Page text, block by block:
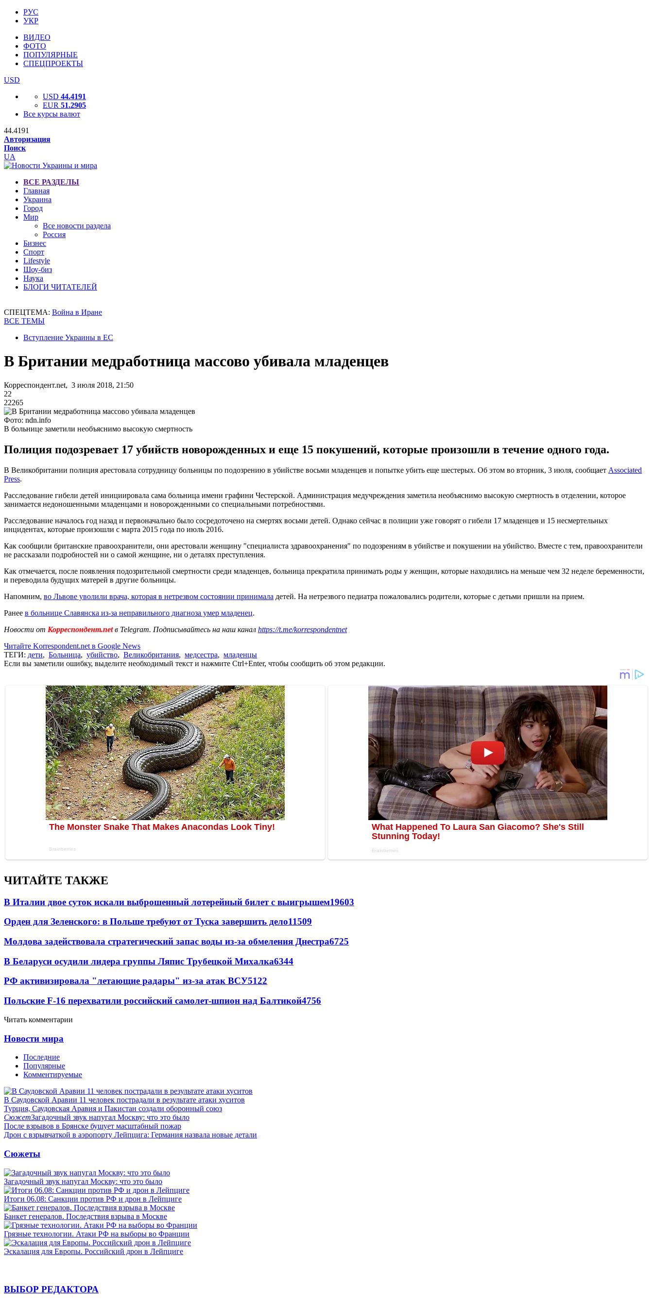
РУС
УКР
ВИДЕО
ФОТО
ПОПУЛЯРНЫЕ
СПЕЦПРОЕКТЫ
USD
USD 44.4191
EUR 51.2905
Все курсы валют
44.4191
Авторизация
Поиск
UA
ВСЕ РАЗДЕЛЫ
Главная
Украина
Город
Мир
Все новости раздела
Россия
Бизнес
Спорт
Lifestyle
Шоу-биз
Наука
БЛОГИ ЧИТАТЕЛЕЙ
СПЕЦТЕМА: Война в Иране
ВСЕ ТЕМЫ
Вступление Украины в ЕС
В Британии медработница массово убивала младенцев
Корреспондент.net, 3 июля 2018, 21:50
22
22265
Фото: ndn.info
В больнице заметили необъяснимо высокую смертность
Полиция подозревает 17 убийств новорожденных и еще 15 покушений, которые произошли в течение одного года.
В Великобритании полиция арестовала сотрудницу больницы по подозрению в убийстве восьми младенцев и попытке убить еще шестерых. Об этом во вторник, 3 июля, сообщает Associated
Press.
Расследование гибели детей инициировала сама больница имени графини Честерской. Администрация медучреждения заметила необъяснимо высокую смертность в отделении, которое
занимается недоношенными младенцами и новорожденными со специальными потребностями.
Расследование началось год назад и первоначально было сосредоточено на смертях восьми детей. Однако сейчас в полиции уже говорят о гибели 17 младенцев и 15 несмертельных
инцидентах, которые произошли с марта 2015 года по июль 2016.
Как сообщили британские правоохранители, они арестовали женщину "специалиста здравоохранения" по подозрениям в убийстве и покушении на убийство. Вместе с тем, правоохранители
не рассказали подробностей ни о самой женщине, ни о деталях преступления.
Как отмечается, после появления подозрительной смертности среди младенцев, больница прекратила принимать роды у женщин, которые находились на меньше чем 32 неделе беременности,
и переводила будущих матерей в другие больницы.
Напомним, во Львове уволили врача, которая в нетрезвом состоянии принимала детей. На нетрезвого педиатра пожаловались родители, которые с детьми пришли на прием.
Ранее в больнице Славянска из-за неправильного диагноза умер младенец.
Новости от Корреспондент.netв Telegram. Подписывайтесь на наш канал https://t.me/korrespondentnet
Читайте Korrespondent.net в Google News
ТЕГИ: дети, Больница, убийство, Великобритания, медсестра, младенцы
Если вы заметили ошибку, выделите необходимый текст и нажмите Ctrl+Enter, чтобы сообщить об этом редакции.
ЧИТАЙТЕ ТАКЖЕ
В Италии двое суток искали выброшенный лотерейный билет с выигрышем19603
Орден для Зеленского: в Польше требуют от Туска завершить дело11509
Молдова задействовала стратегический запас воды из-за обмеления Днестра6725
В Беларуси осудили лидера группы Ляпис Трубецкой Михалка6344
РФ активизировала "летающие радары" из-за атак ВСУ5122
Польские F-16 перехватили российский самолет-шпион над Балтикой4756
Читать комментарии
Новости мира
Последние
Популярные
Комментируемые
В Саудовской Аравии 11 человек пострадали в результате атаки хуситов
Турция, Саудовская Аравия и Пакистан создали оборонный союз
СюжетЗагадочный звук напугал Москву: что это было
После взрывов в Брянске бушует масштабный пожар
Дрон с взрывчаткой в аэропорту Лейпцига: Германия назвала новые детали
Сюжеты
Загадочный звук напугал Москву: что это было
Итоги 06.08: Санкции против РФ и дрон в Лейпциге
Банкет генералов. Последствия взрыва в Москве
Грязные технологии. Атаки РФ на выборы во Франции
Эскалация для Европы. Российский дрон в Лейпциге
ВЫБОР РЕДАКТОРА